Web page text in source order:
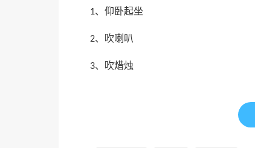
1、仰卧起坐
2、吹喇叭
3、吹焟烛